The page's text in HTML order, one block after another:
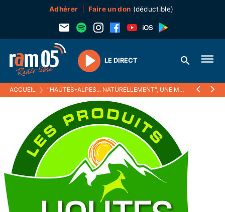
Adhérer Faire un don (déductible)
Play
LE DIRECT
ACCUEIL ❯ "HAUTES-ALPES... NATURELLEMENT", UNE MARQUE POUR LES PRODUITS LOCAUX